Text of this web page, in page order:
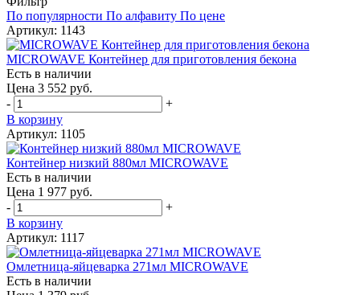
По популярности По алфавиту По цене
Артикул: 1143
MICROWAVE Контейнер для приготовления бекона
Есть в наличии
Цена 3 552 руб.
-
+
В корзину
Артикул: 1105
Контейнер низкий 880мл MICROWAVE
Есть в наличии
Цена 1 977 руб.
-
+
В корзину
Артикул: 1117
Омлетница-яйцеварка 271мл MICROWAVE
Есть в наличии